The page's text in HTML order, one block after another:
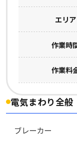
エリア
作業時
作業料
電気まわり全般
ブレーカー